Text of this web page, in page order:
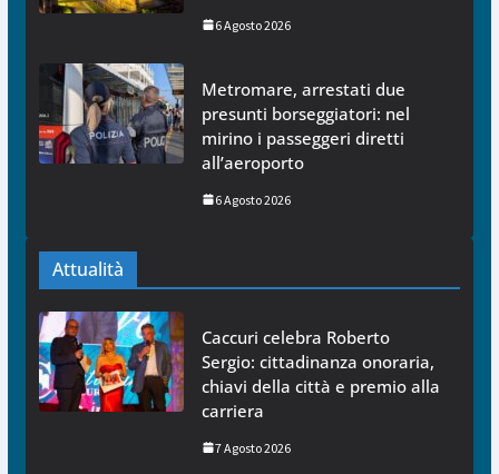
6 Agosto 2026
Metromare, arrestati due
presunti borseggiatori: nel
mirino i passeggeri diretti
all’aeroporto
6 Agosto 2026
Attualità
Caccuri celebra Roberto
Sergio: cittadinanza onoraria,
chiavi della città e premio alla
carriera
7 Agosto 2026